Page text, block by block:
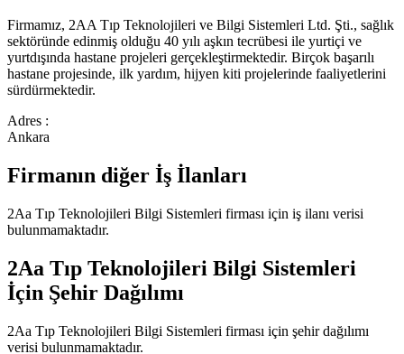
Firmamız, 2AA Tıp Teknolojileri ve Bilgi Sistemleri Ltd. Şti., sağlık
sektöründe edinmiş olduğu 40 yılı aşkın tecrübesi ile yurtiçi ve
yurtdışında hastane projeleri gerçekleştirmektedir. Birçok başarılı
hastane projesinde, ilk yardım, hijyen kiti projelerinde faaliyetlerini
sürdürmektedir.
Adres :
Ankara
Firmanın diğer İş İlanları
2Aa Tıp Teknolojileri Bilgi Sistemleri firması için iş ilanı verisi
bulunmamaktadır.
2Aa Tıp Teknolojileri Bilgi Sistemleri
İçin Şehir Dağılımı
2Aa Tıp Teknolojileri Bilgi Sistemleri firması için şehir dağılımı
verisi bulunmamaktadır.